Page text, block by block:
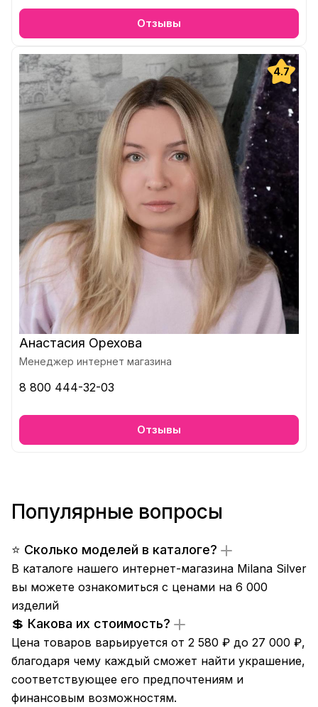
Отзывы
4.7
Анастасия Орехова
Менеджер интернет магазина
8 800 444-32-03
Отзывы
Популярные вопросы
⭐ Сколько моделей в каталоге?
В каталоге нашего интернет-магазина Milana Silver
вы можете ознакомиться с ценами на 6 000
изделий
💲 Какова их стоимость?
Цена товаров варьируется от 2 580 ₽ до 27 000 ₽,
благодаря чему каждый сможет найти украшение,
соответствующее его предпочтениям и
финансовым возможностям.